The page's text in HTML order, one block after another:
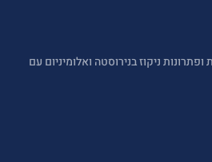
ניקוז בנירוסטה ואלומיניום עם